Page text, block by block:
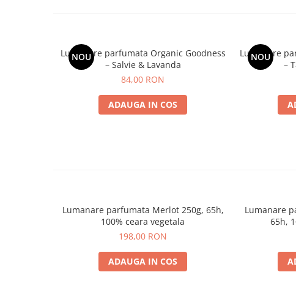
NOU
Lumanare parfumata Organic Goodness
– Salvie & Lavanda
84,00 RON
ADAUGA IN COS
NOU
Lumanare
–
Lumanare parfumata Merlot 250g, 65h,
100% ceara vegetala
198,00 RON
ADAUGA IN COS
Lumanare
65h,